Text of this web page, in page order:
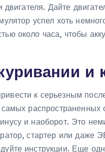
Дайте
успел хоть
около часа, чтобы
и
к серьезным
и наоборот. Это
стартер или даже
инструкции. Еще